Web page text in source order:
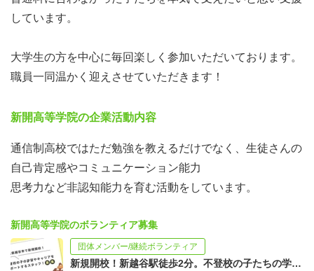
しています。
大学生の方を中心に毎回楽しく参加いただいております。
職員一同温かく迎えさせていただきます！
新開高等学院の企業活動内容
通信制高校ではただ勉強を教えるだけでなく、生徒さんの
自己肯定感やコミュニケーション能力
思考力など非認知能力を育む活動をしています。
新開高等学院のボランティア募集
団体メンバー/継続ボランティア
新規開校！新越谷駅徒歩2分。不登校の子たちの学びを支援してくれる方！